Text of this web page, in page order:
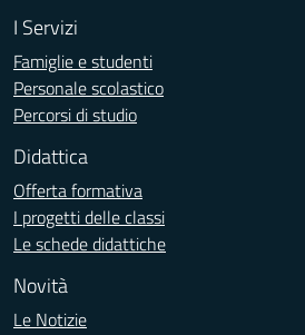
I Servizi
Famiglie e studenti
Personale scolastico
Percorsi di studio
Didattica
Offerta formativa
I progetti delle classi
Le schede didattiche
Novità
Le Notizie